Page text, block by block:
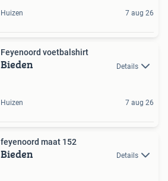
Huizen 7 aug 26
Feyenoord voetbalshirt
Bieden Details
Huizen 7 aug 26
feyenoord maat 152
Bieden Details